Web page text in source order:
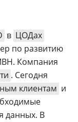
в ЦОДах
по развитию
Компания
. Сегодня
клиентам и
данных. В